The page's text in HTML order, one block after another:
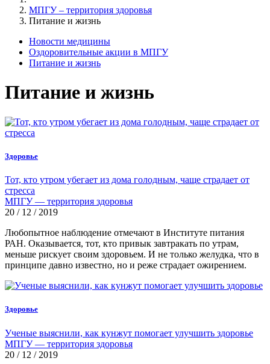
МПГУ – территория здоровья
Питание и жизнь
Новости медицины
Оздоровительные акции в МПГУ
Питание и жизнь
Питание и жизнь
Здоровье
Тот, кто утром убегает из дома голодным, чаще страдает от
стресса
МПГУ — территория здоровья
20 / 12 / 2019
Любопытное наблюдение отмечают в Институте питания
РАН. Оказывается, тот, кто привык завтракать по утрам,
меньше рискует своим здоровьем. И не только желудка, что в
принципе давно известно, но и реже страдает ожирением.
Здоровье
Ученые выяснили, как кунжут помогает улучшить здоровье
МПГУ — территория здоровья
20 / 12 / 2019